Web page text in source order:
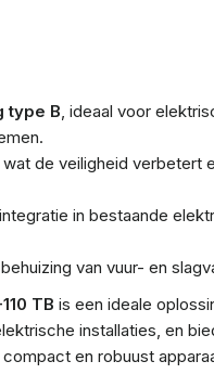
type B, ideaal voor
de veiligheid verbetert
in bestaande
van vuur- en
TB is een ideale
installaties, en
en robuust